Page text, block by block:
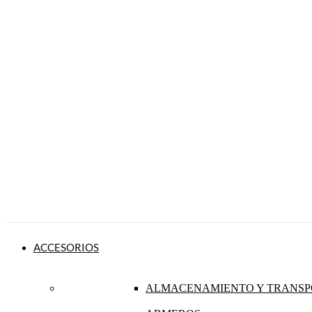
ACCESORIOS
ALMACENAMIENTO Y